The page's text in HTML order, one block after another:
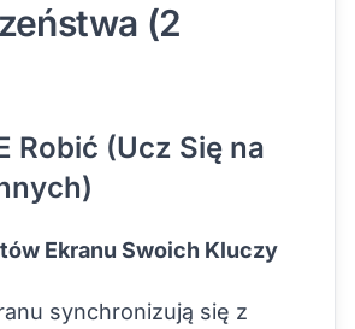
(2
Robić (Ucz Się na
Ekranu Swoich Kluczy
synchronizują się z